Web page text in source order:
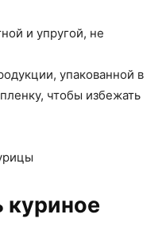
и упругой, не
упакованной в
чтобы избежать
куриное